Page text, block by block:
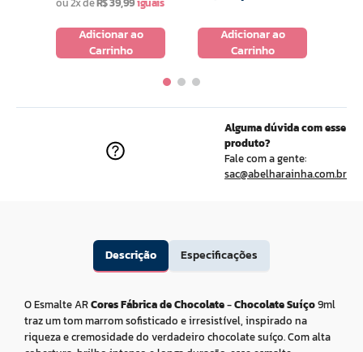
Adicionar ao
Carrinho
Adicionar ao
Carrinho
Alguma dúvida com esse
produto?
Fale com a gente:
sac@abelharainha.com.br
Descrição Especificações
O Esmalte ARCores Fábrica de Chocolate-Chocolate Suíço9ml
traz um tom marrom sofisticado e irresistível, inspirado na
riqueza e cremosidade do verdadeiro chocolate suíço. Com alta